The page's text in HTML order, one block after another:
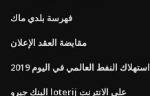
فهرسة بلدي ماك
مقايضة العقد الإعلان
استهلاك النفط العالمي في اليوم 2019
البنك جيرو loterij على الانترنت